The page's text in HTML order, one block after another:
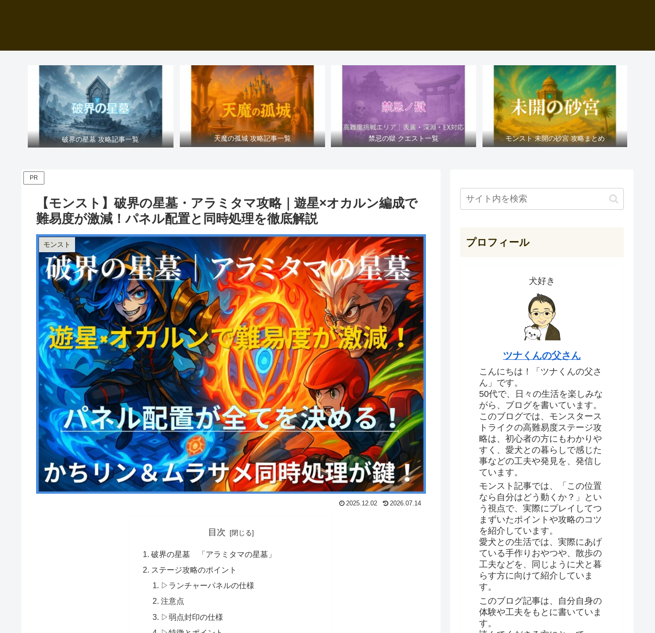
破界の星墓 攻略記事一覧 天魔の孤城 攻略記事一覧 禁忌の獄 クエスト一覧 モンスト 未開の砂宮 攻略まとめ
PR
【モンスト】破界の星墓・アラミタマ攻略｜遊星×オカルン編成で
難易度が激減！パネル配置と同時処理を徹底解説
モンスト
2025.12.02 2026.07.14
目次
破界の星墓 「アラミタマの星墓」
ステージ攻略のポイント
▷ランチャーパネルの仕様
注意点
▷弱点封印の仕様
プロフィール
犬好き
ツナくんの父さん
こんにちは！「ツナくんの父さ
ん」です。
50代で、日々の生活を楽しみな
がら、ブログを書いています。
このブログでは、モンスタース
トライクの高難易度ステージ攻
略は、初心者の方にもわかりや
すく、愛犬との暮らしで感じた
事などの工夫や発見を、発信し
ています。
モンスト記事では、「この位置
なら自分はどう動くか？」とい
う視点で、実際にプレイしてつ
まずいたポイントや攻略のコツ
を紹介しています。
愛犬との生活では、実際にあげ
ている手作りおやつや、散歩の
工夫などを、同じように犬と暮
らす方に向けて紹介していま
す。
このブログ記事は、自分自身の
体験や工夫をもとに書いていま
す。